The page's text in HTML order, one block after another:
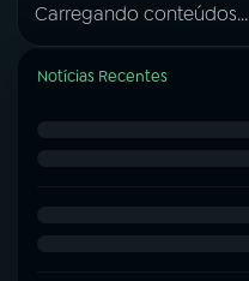
Carregando conteúdos...
Notícias Recentes